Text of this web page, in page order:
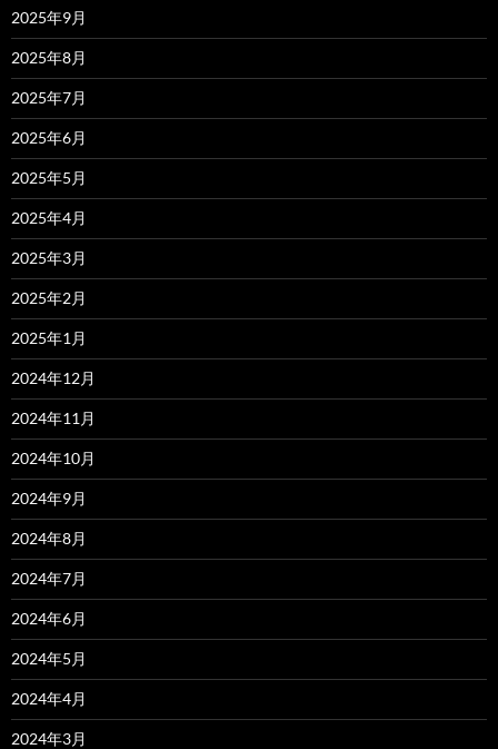
2025年9月
2025年8月
2025年7月
2025年6月
2025年5月
2025年4月
2025年3月
2025年2月
2025年1月
2024年12月
2024年11月
2024年10月
2024年9月
2024年8月
2024年7月
2024年6月
2024年5月
2024年4月
2024年3月